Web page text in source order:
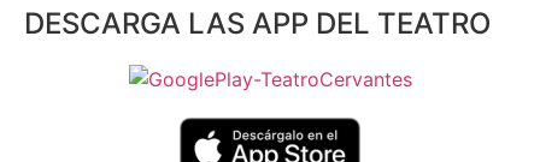
DESCARGA LAS APP DEL TEATRO